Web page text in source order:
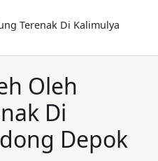
Terenak Di Kalimulya
Oleh
Di
Depok